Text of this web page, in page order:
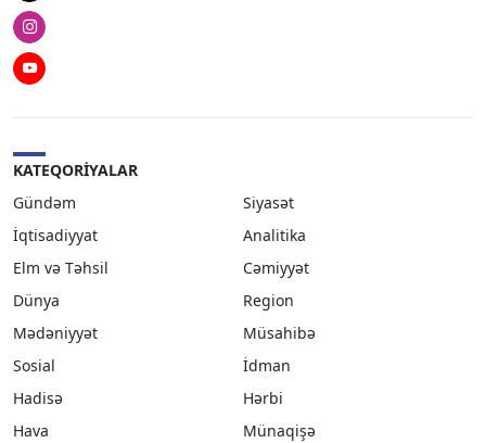
Instagram
Youtube
KATEQORIYALAR
Gündəm
Siyasət
İqtisadiyyat
Analitika
Elm və Təhsil
Cəmiyyət
Dünya
Region
Mədəniyyət
Müsahibə
Sosial
İdman
Hadisə
Hərbi
Hava
Münaqişə